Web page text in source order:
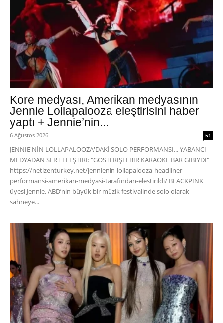
Kore medyası, Amerikan medyasının
Jennie Lollapalooza eleştirisini haber
yaptı + Jennie’nin...
6 Ağustos 2026 51
JENNIE'NİN LOLLAPALOOZA'DAKİ SOLO PERFORMANSI... YABANCI
MEDYADAN SERT ELEŞTİRİ: "GÖSTERİŞLİ BİR KARAOKE BAR GİBİYDİ"
https://netizenturkey.net/jennienin-lollapalooza-headliner-
performansi-amerikan-medyasi-tarafindan-elestirildi/ BLACKPINK
üyesi Jennie, ABD’nin büyük bir müzik festivalinde solo olarak
sahneye...